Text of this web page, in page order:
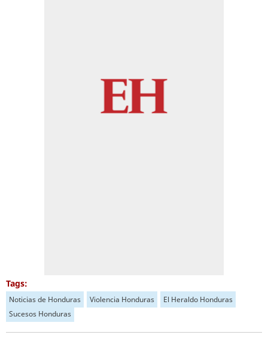
Tags:
Noticias de Honduras Violencia Honduras
El Heraldo Honduras
Sucesos Honduras